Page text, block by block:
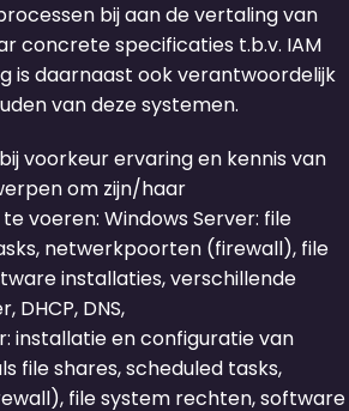
bij aan de vertaling van
concrete specificaties t.b.v. IAM
is daarnaast ook verantwoordelijk
van deze systemen.
voorkeur ervaring en kennis van
om zijn/haar
voeren: Windows Server: file
netwerkpoorten (firewall), file
installaties, verschillende
DHCP, DNS,
installatie en configuratie van
file shares, scheduled tasks,
file system rechten, software